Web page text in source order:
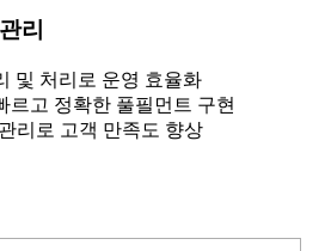
리
및 처리로 운영 효율화
르고 정확한 풀필먼트 구현
리로 고객 만족도 향상